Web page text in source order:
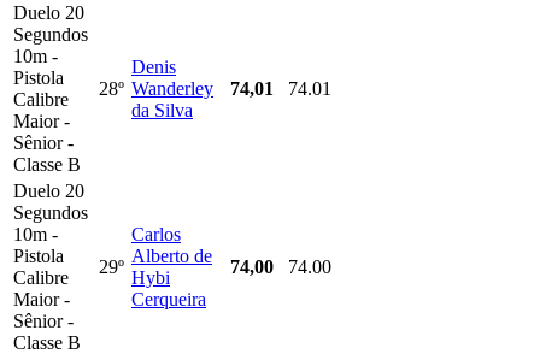
Duelo 20
Segundos
10m -
Pistola
Calibre
Maior -
Sênior -
Classe B
28º
Denis
Wanderley
da Silva
74,01 74.01
Duelo 20
Segundos
10m -
Pistola
Calibre
Maior -
Sênior -
Classe B
29º
Carlos
Alberto de
Hybi
Cerqueira
74,00 74.00